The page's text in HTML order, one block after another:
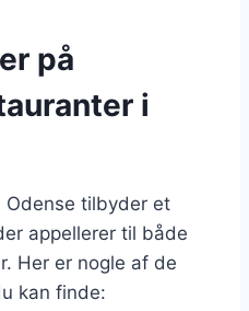
på
i
Odense tilbyder et
appellerer til både
Her er nogle af de
kan finde: